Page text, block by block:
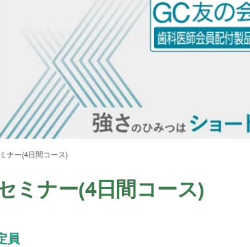
ナー(4日間コース)
ミナー(4日間コース)
員